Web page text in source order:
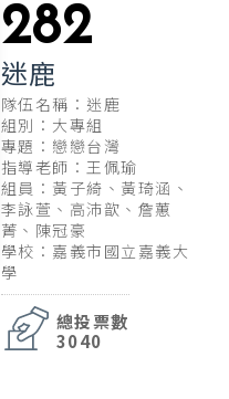
282
迷鹿
隊伍名稱：迷鹿
組別：大專組
專題：戀戀台灣
指導老師：王佩瑜
組員：黃子綺、黃琦涵、
李詠萱、高沛歆、詹蕙
菁、陳冠豪
學校：嘉義市國立嘉義大
學
總投票數
3040